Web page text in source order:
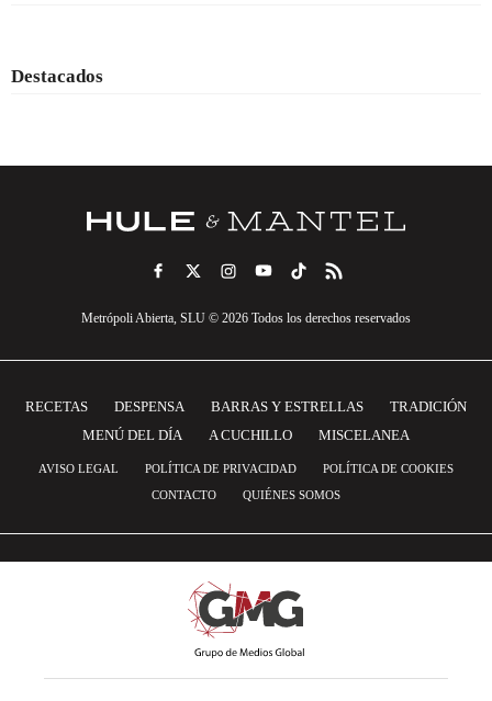
Destacados
Metrópoli Abierta, SLU © 2026 Todos los derechos reservados
RECETAS DESPENSA BARRAS Y ESTRELLAS
TRADICIÓN
MENÚ DEL DÍA
A CUCHILLO MISCELANEA
AVISO LEGAL POLÍTICA DE PRIVACIDAD
POLÍTICA DE COOKIES
CONTACTO
QUIÉNES SOMOS